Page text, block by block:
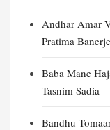
Andhar Amar
Pratima
Baba Mane
Tasnim Sadia
Bandhu